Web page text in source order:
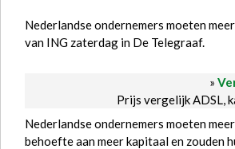
Nederlandse ondernemers moeten
van ING zaterdag in De Telegraaf.
»
Prijs vergelijk ADSL,
Nederlandse ondernemers moeten
behoefte aan meer kapitaal en zouden